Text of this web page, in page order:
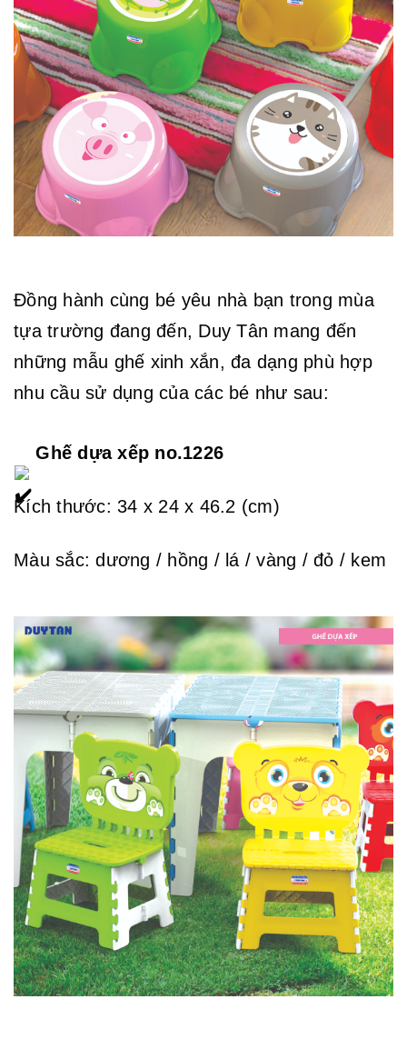
Đồng hành cùng bé yêu nhà bạn trong mùa
tựa trường đang đến, Duy Tân mang đến
những mẫu ghế xinh xắn, đa dạng phù hợp
nhu cầu sử dụng của các bé như sau:
Ghế dựa xếp no.1226
Kích thước: 34 x 24 x 46.2 (cm)
Màu sắc: dương / hồng / lá / vàng / đỏ / kem